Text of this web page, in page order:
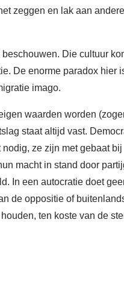
zeggen en lak aan
Die cultuur
De enorme paradox hier
imago.
waarden worden
staat altijd vast.
ze zijn met gebaat bij
macht in stand door
In een autocratie doet
de oppositie of
ten koste van de